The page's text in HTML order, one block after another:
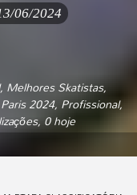
06/2024
, Melhores Skatistas,
Paris 2024, Profissional,
0 hoje